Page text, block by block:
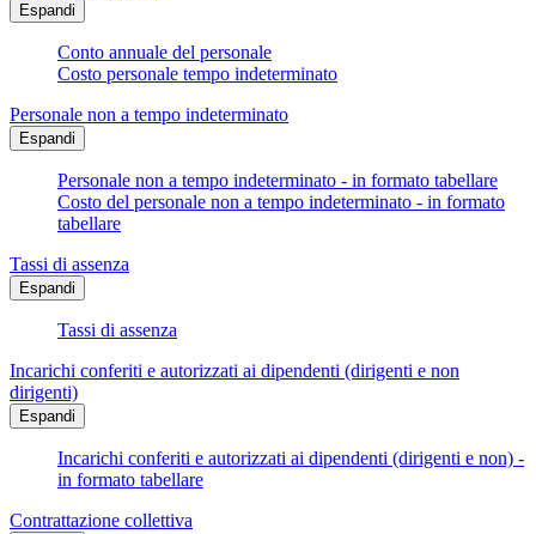
Espandi
Conto annuale del personale
Costo personale tempo indeterminato
Personale non a tempo indeterminato
Espandi
Personale non a tempo indeterminato - in formato tabellare
Costo del personale non a tempo indeterminato - in formato
tabellare
Tassi di assenza
Espandi
Tassi di assenza
Incarichi conferiti e autorizzati ai dipendenti (dirigenti e non
dirigenti)
Espandi
Incarichi conferiti e autorizzati ai dipendenti (dirigenti e non) -
in formato tabellare
Contrattazione collettiva